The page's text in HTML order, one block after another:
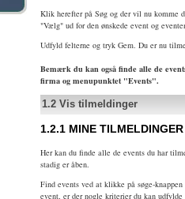
Klik herefter på Søg og der vil nu komme
"Vælg" ud for den ønskede event og
Udfyld felterne og tryk Gem. Du er nu
Bemærk du kan også finde alle de
firma og menupunktet "Events".
1.2 Vis tilmeldinger
1.2.1 MINE TILMELDINGER
Her kan du finde alle de events du har
stadig er åben.
Find events ved at klikke på søge-
event, er der nogle kriterier du kan